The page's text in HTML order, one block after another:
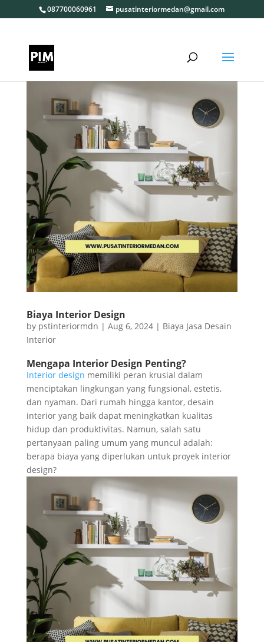
087700060961 pusatinteriormedan@gmail.com
Biaya Interior Design
by pstinteriormdn | Aug 6, 2024| Biaya Jasa Desain
Interior
Mengapa Interior Design Penting?
Interior design memiliki peran krusial dalam
menciptakan lingkungan yang fungsional, estetis,
dan nyaman. Dari rumah hingga kantor, desain
interior yang baik dapat meningkatkan kualitas
hidup dan produktivitas. Namun, salah satu
pertanyaan paling umum yang muncul adalah:
berapa biaya yang diperlukan untuk proyek interior
design?